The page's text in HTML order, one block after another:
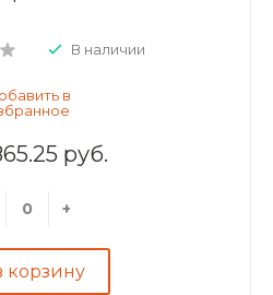
В наличии
руб.
+
корзину